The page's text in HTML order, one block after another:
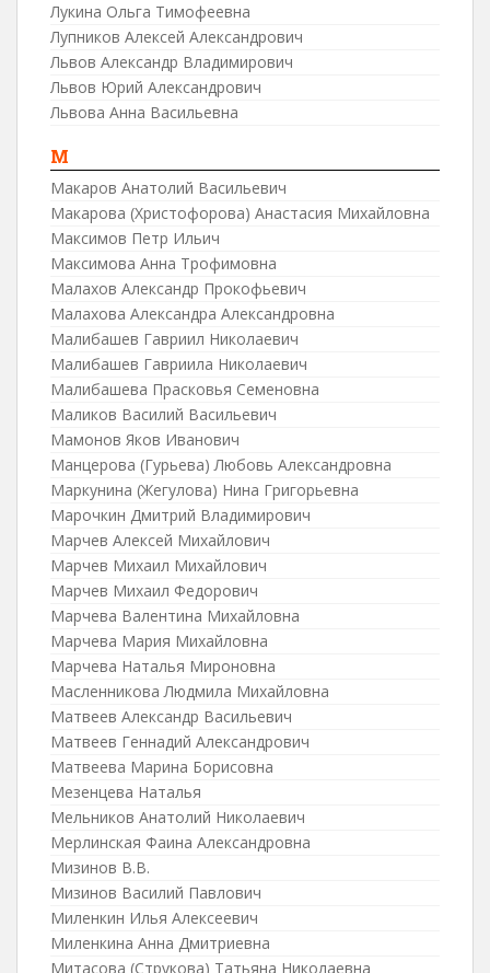
Лукина Ольга Тимофеевна
Лупников Алексей Александрович
Львов Александр Владимирович
Львов Юрий Александрович
Львова Анна Васильевна
М
Макаров Анатолий Васильевич
Макарова (Христофорова) Анастасия Михайловна
Максимов Петр Ильич
Максимова Анна Трофимовна
Малахов Александр Прокофьевич
Малахова Александра Александровна
Малибашев Гавриил Николаевич
Малибашев Гавриила Николаевич
Малибашева Прасковья Семеновна
Маликов Василий Васильевич
Мамонов Яков Иванович
Манцерова (Гурьева) Любовь Александровна
Маркунина (Жегулова) Нина Григорьевна
Марочкин Дмитрий Владимирович
Марчев Алексей Михайлович
Марчев Михаил Михайлович
Марчев Михаил Федорович
Марчева Валентина Михайловна
Марчева Мария Михайловна
Марчева Наталья Мироновна
Масленникова Людмила Михайловна
Матвеев Александр Васильевич
Матвеев Геннадий Александрович
Матвеева Марина Борисовна
Мезенцева Наталья
Мельников Анатолий Николаевич
Мерлинская Фаина Александровна
Мизинов В.В.
Мизинов Василий Павлович
Миленкин Илья Алексеевич
Миленкина Анна Дмитриевна
Митасова (Струкова) Татьяна Николаевна